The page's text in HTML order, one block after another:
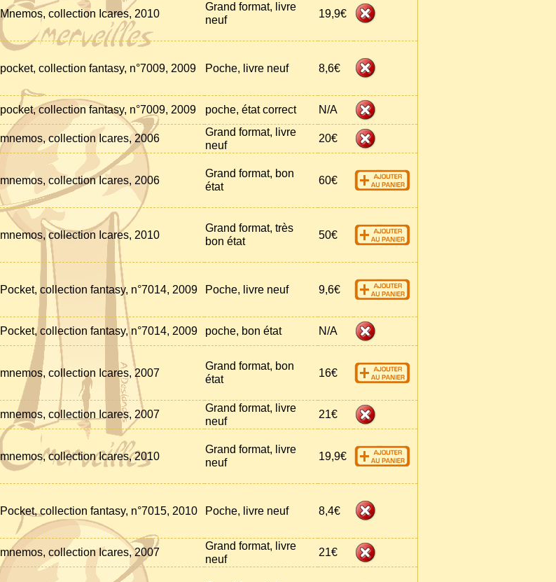
Mnemos, collection Icares, 2010
Grand format, livre
neuf
19,9€
pocket, collection fantasy, n°7009, 2009 Poche, livre neuf 8,6€
pocket, collection fantasy, n°7009, 2009 poche, état correct
N/A
mnemos, collection Icares, 2006
Grand format, livre
neuf
20€
mnemos, collection Icares, 2006
Grand format, bon
état
60€
mnemos, collection Icares, 2010
Grand format, très
bon état
50€
Pocket, collection fantasy, n°7014, 2009 Poche, livre neuf 9,6€
Pocket, collection fantasy, n°7014, 2009 poche, bon état N/A
mnemos, collection Icares, 2007
Grand format, bon
état
16€
mnemos, collection Icares, 2007
Grand format, livre
neuf
21€
mnemos, collection Icares, 2010
Grand format, livre
neuf
19,9€
Pocket, collection fantasy, n°7015, 2010 Poche, livre neuf 8,4€
mnemos, collection Icares, 2007
Grand format, livre
neuf
21€